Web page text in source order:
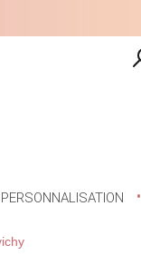
PERSONNALISATION